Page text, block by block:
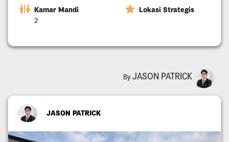
Kamar Mandi
2
Lokasi Strategis
By JASON PATRICK
JASON PATRICK